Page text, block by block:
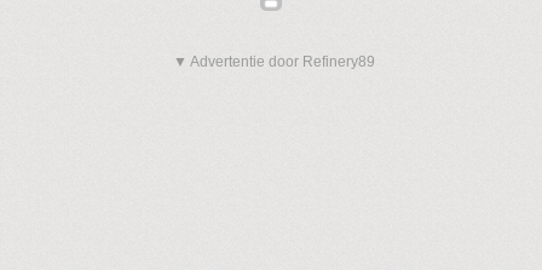
▼ Advertentie door Refinery89